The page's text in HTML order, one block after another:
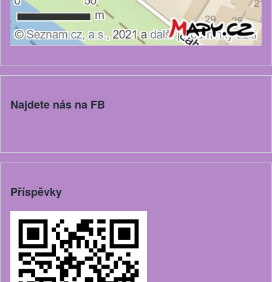
Najdete nás na FB
Příspěvky